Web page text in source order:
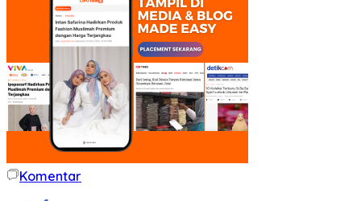
Komentar